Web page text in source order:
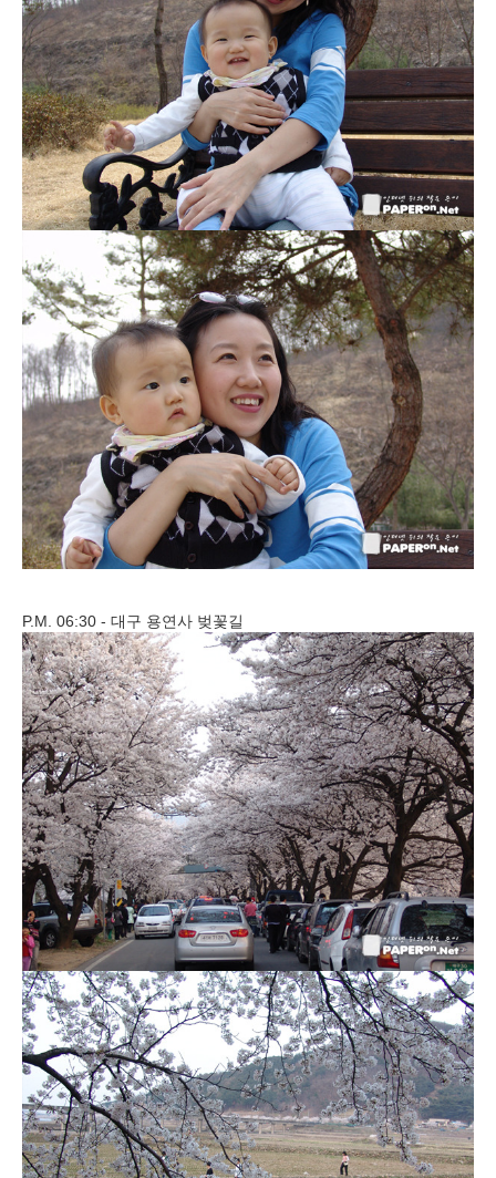
P.M. 06:30 - 대구 용연사 벚꽃길